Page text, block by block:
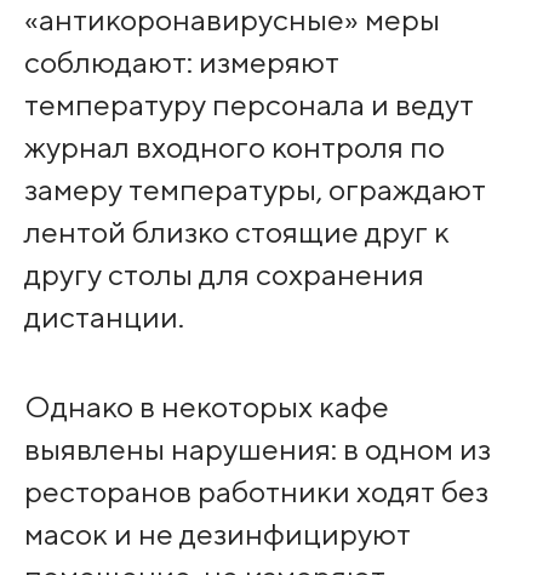
«антикоронавирусные» меры
соблюдают: измеряют
температуру персонала и ведут
журнал входного контроля по
замеру температуры, ограждают
лентой близко стоящие друг к
другу столы для сохранения
дистанции.
Однако в некоторых кафе
выявлены нарушения: в одном из
ресторанов работники ходят без
масок и не дезинфицируют